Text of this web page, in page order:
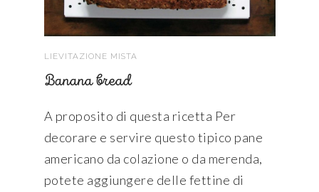
LIEVITAZIONE MISTA
Banana bread
A proposito di questa ricetta Per
decorare e servire questo tipico pane
americano da colazione o da merenda,
potete aggiungere delle fettine di